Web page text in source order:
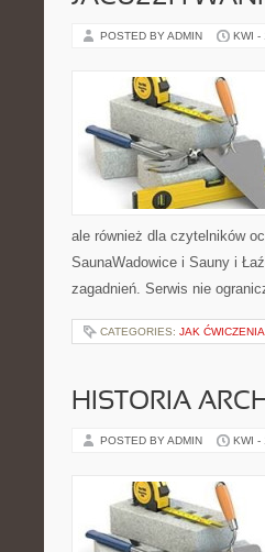
POSTED BY ADMIN KWI -
ale również dla czytelników
SaunaWadowice i Sauny i
zagadnień. Serwis nie
CATEGORIES: JAK
HISTORIA
POSTED BY ADMIN KWI -